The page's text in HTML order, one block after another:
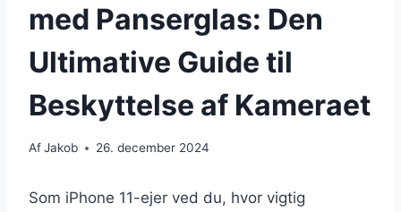
med Panserglas: Den
Ultimative Guide til
Beskyttelse af Kameraet
AfJakob 26. december 2024
Som iPhone 11-ejer ved du, hvor vigtig